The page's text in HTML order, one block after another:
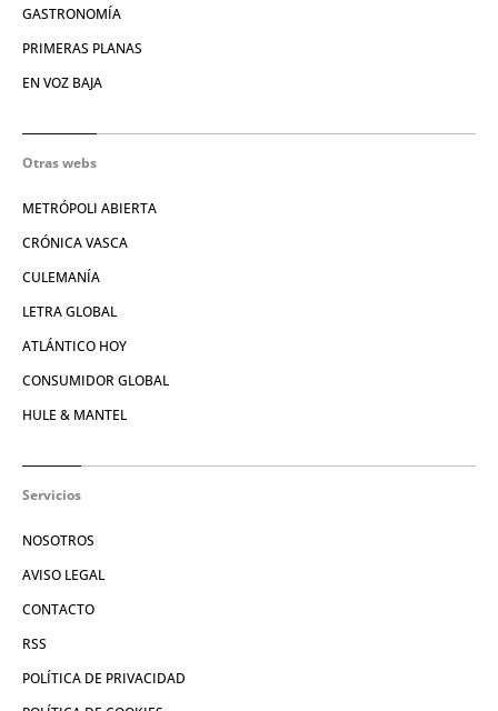
GASTRONOMÍA
PRIMERAS PLANAS
EN VOZ BAJA
Otras webs
METRÓPOLI ABIERTA
CRÓNICA VASCA
CULEMANÍA
LETRA GLOBAL
ATLÁNTICO HOY
CONSUMIDOR GLOBAL
HULE & MANTEL
Servicios
NOSOTROS
AVISO LEGAL
CONTACTO
RSS
POLÍTICA DE PRIVACIDAD